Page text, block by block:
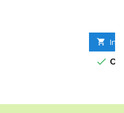
 In
